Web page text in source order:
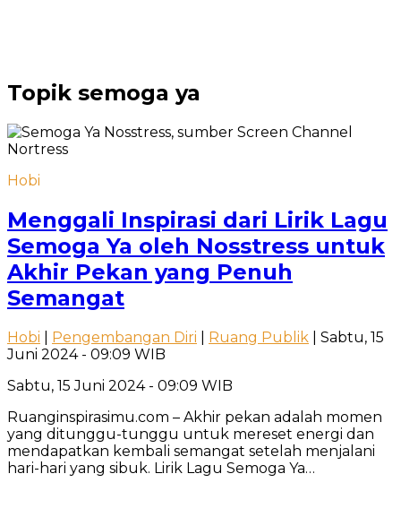
Topik semoga ya
Hobi
Menggali Inspirasi dari Lirik Lagu
Semoga Ya oleh Nosstress untuk
Akhir Pekan yang Penuh
Semangat
Hobi Pengembangan Diri Ruang Publik | Sabtu, 15
Juni 2024 - 09:09 WIB
Sabtu, 15 Juni 2024 - 09:09 WIB
Ruanginspirasimu.com – Akhir pekan adalah momen
yang ditunggu-tunggu untuk mereset energi dan
mendapatkan kembali semangat setelah menjalani
hari-hari yang sibuk. Lirik Lagu Semoga Ya…